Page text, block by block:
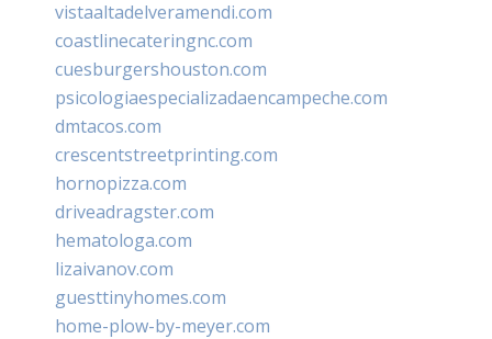
vistaaltadelveramendi.com
coastlinecateringnc.com
cuesburgershouston.com
psicologiaespecializadaencampeche.com
dmtacos.com
crescentstreetprinting.com
hornopizza.com
driveadragster.com
hematologa.com
lizaivanov.com
guesttinyhomes.com
home-plow-by-meyer.com